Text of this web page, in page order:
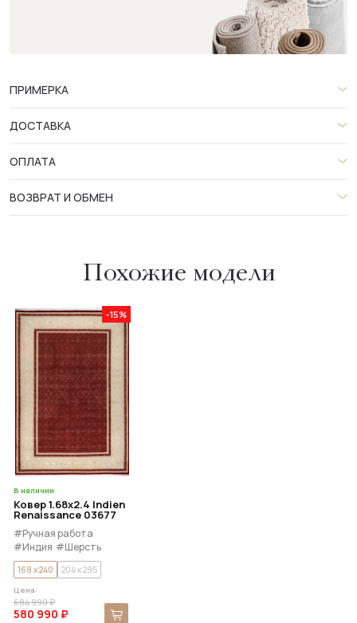
ПРИМЕРКА
ДОСТАВКА
ОПЛАТА
ВОЗВРАТ И ОБМЕН
Похожие модели
-15%
В наличии
Ковер 1.68x2.4 Indien
Renaissance 03677
#Ручная работа
#Индия #Шерсть
#Шёлк
168 x 240 204 x 295
Цена:
684 990 ₽
580 990 ₽